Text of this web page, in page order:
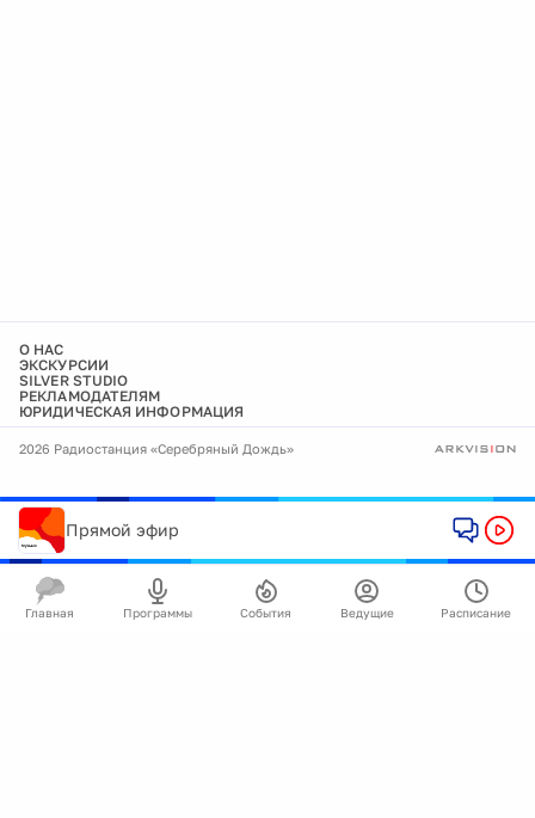
О НАС
ЭКСКУРСИИ
SILVER STUDIO
РЕКЛАМОДАТЕЛЯМ
ЮРИДИЧЕСКАЯ ИНФОРМАЦИЯ
2026 Радиостанция «Серебряный Дождь»
Прямой эфир
Главная Программы События Ведущие Расписание